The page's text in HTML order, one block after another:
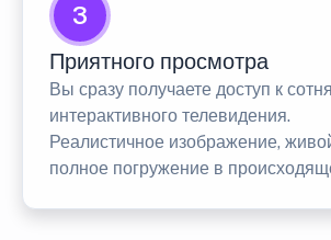
3
Приятного просмотра
Вы сразу получаете доступ к
интерактивного телевидения.
Реалистичное изображение,
полное погружение в